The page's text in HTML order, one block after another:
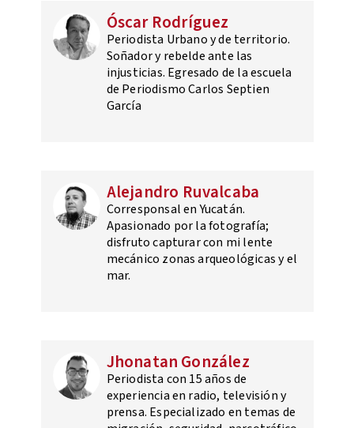
Óscar Rodríguez
Periodista Urbano y de territorio.
Soñador y rebelde ante las
injusticias. Egresado de la escuela
de Periodismo Carlos Septien
García
Alejandro Ruvalcaba
Corresponsal en Yucatán.
Apasionado por la fotografía;
disfruto capturar con mi lente
mecánico zonas arqueológicas y el
mar.
Jhonatan González
Periodista con 15 años de
experiencia en radio, televisión y
prensa. Especializado en temas de